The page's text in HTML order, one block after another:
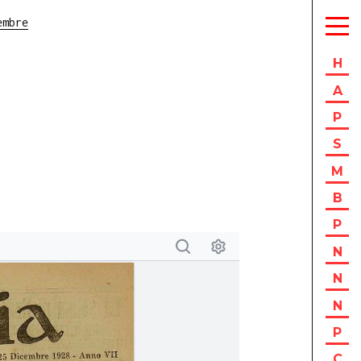
H
A
P
S
M
B
P
N
N
N
P